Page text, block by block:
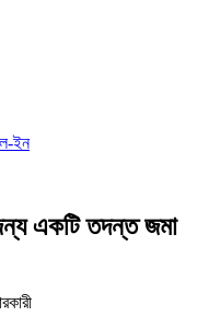
ইন
একটি তদন্ত জমা